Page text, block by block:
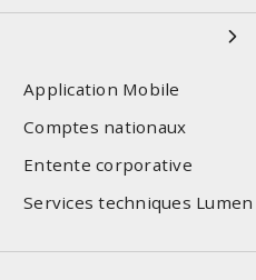
Application Mobile
Comptes nationaux
Entente corporative
Services techniques Lumen